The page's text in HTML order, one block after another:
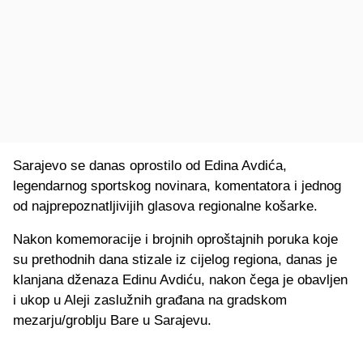
Sarajevo se danas oprostilo od Edina Avdića,
legendarnog sportskog novinara, komentatora i jednog
od najprepoznatljivijih glasova regionalne košarke.
Nakon komemoracije i brojnih oproštajnih poruka koje
su prethodnih dana stizale iz cijelog regiona, danas je
klanjana dženaza Edinu Avdiću, nakon čega je obavljen
i ukop u Aleji zaslužnih građana na gradskom
mezarju/groblju Bare u Sarajevu.